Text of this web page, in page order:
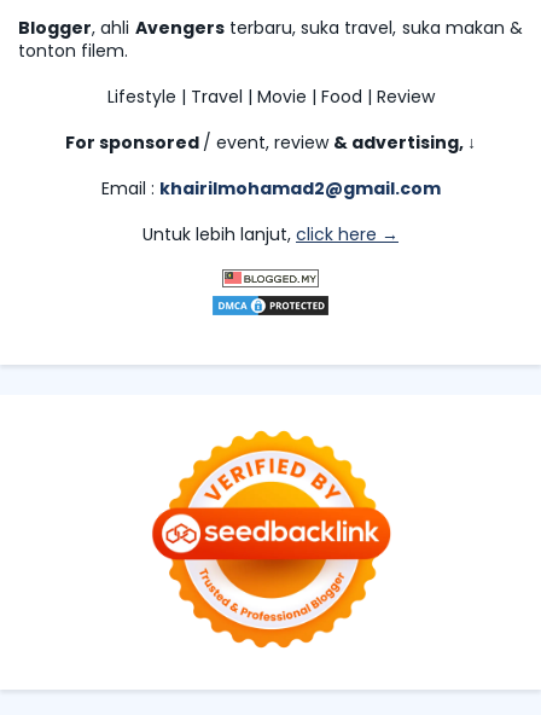
Blogger, ahli Avengersterbaru, suka travel, suka makan &
tonton filem.
Lifestyle | Travel | Movie | Food | Review
For sponsored / event, review & advertising, ↓
Email : khairilmohamad2@gmail.com
Untuk lebih lanjut, click here →